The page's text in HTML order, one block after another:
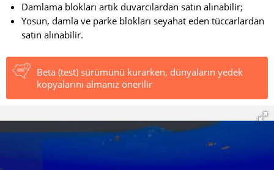
Damlama blokları artık duvarcılardan satın alınabilir;
Yosun, damla ve parke blokları seyahat eden tüccarlardan
satın alınabilir.
Beta (test) sürümünü kurarken, dünyaların yedek
kopyalarını almanız önerilir